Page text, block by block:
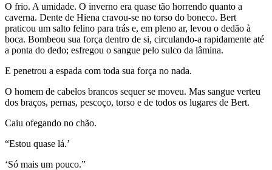
O frio. A umidade. O inverno era quase tão horrendo quanto a
caverna. Dente de Hiena cravou-se no torso do boneco. Bert
praticou um salto felino para trás e, em pleno ar, levou o dedão à
boca. Bombeou sua força dentro de si, circulando-a rapidamente até
a ponta do dedo; esfregou o sangue pelo sulco da lâmina.
E penetrou a espada com toda sua força no nada.
O homem de cabelos brancos sequer se moveu. Mas sangue verteu
dos braços, pernas, pescoço, torso e de todos os lugares de Bert.
Caiu ofegando no chão.
“Estou quase lá.’
‘Só mais um pouco.”